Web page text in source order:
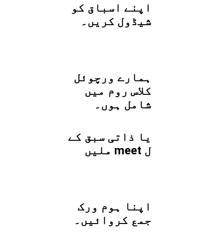
اپنے اسباق کو
شیڈول کریں۔
ہمارے ورچوئل
کلاس روم میں
شامل ہوں۔
یا ذاتی سبق کے
ل meet ملیں
اپنا ہوم ورک
جمع کروائیں۔